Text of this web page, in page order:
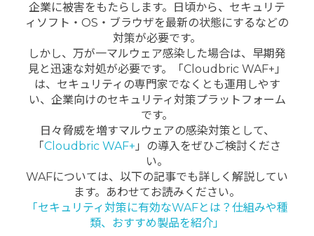
企業に被害をもたらします。日頃から、セキュリテ
ィソフト・OS・ブラウザを最新の状態にするなどの
対策が必要です。
しかし、万が一マルウェア感染した場合は、早期発
見と迅速な対処が必要です。「Cloudbric WAF+」
は、セキュリティの専門家でなくとも運用しやす
い、企業向けのセキュリティ対策プラットフォーム
です。
日々脅威を増すマルウェアの感染対策として、
「Cloudbric WAF+ 」の導入をぜひご検討くださ
い。
WAFについては、以下の記事でも詳しく解説してい
ます。あわせてお読みください。
「セキュリティ対策に有効なWAFとは？仕組みや種
類、おすすめ製品を紹介」